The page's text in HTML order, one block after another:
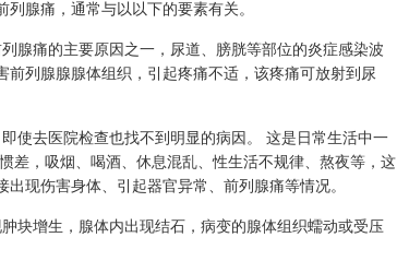
列腺痛，通常与以以下的要素有关。
痛的主要原因之一，尿道、膀胱等部位的炎症感染波
前列腺腺腺体组织，引起疼痛不适，该疼痛可放射到尿
去医院检查也找不到明显的病因。 这是日常生活中一
差，吸烟、喝酒、休息混乱、性生活不规律、熬夜等，这
现伤害身体、引起器官异常、前列腺痛等情况。
增生，腺体内出现结石，病变的腺体组织蠕动或受压